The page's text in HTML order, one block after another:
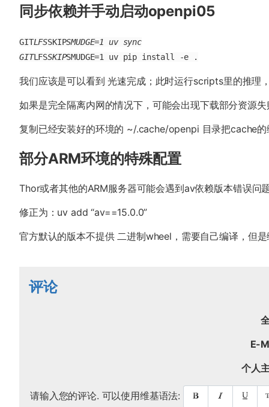
同步依赖并手动启动openpi05
GITLFSSKIPSMUDGE=1 uv sync
GITLFSSKIPSMUDGE=1 uv pip install -e .
我们应该是可以看到 光速完成；此时运行scripts里的推理
如果是完全隔离内网的情况下，可能会出现下载部分资源
复制已经安装好的环境的 ~/.cache/openpi 目录把cache
部分ARM环境的特殊配置
Thor或者其他的ARM服务器可能会遇到av依赖版本错误问
修正为：uv add “av==15.0.0”
官方默认的版本不提供 二进制wheel，需要自己编译，但
评论
E-
个人
请输入您的评论. 可以使用维基语法: